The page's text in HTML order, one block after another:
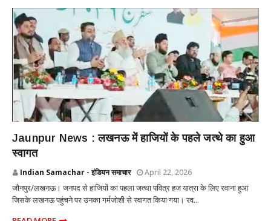
Jaunpur News : ​लखनऊ में हाजियों के पहले जत्थे का हुआ
स्वागत
Indian Samachar - इंडियन समाचार April 22, 2026
जौनपुर/लखनऊ। जनपद से हाजियों का पहला जत्था पवित्र हज यात्रा के लिए रवाना हुआ
जिसके लखनऊ पहुंचने पर उनका गर्मजोशी से स्वागत किया गया। रव...